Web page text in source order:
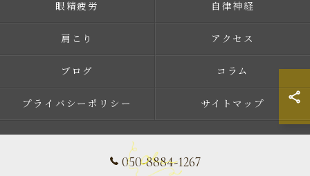
050-8884-1267
眼精疲労 自律神経
肩こり アクセス
ブログ コラム
プライバシーポリシー サイトマップ